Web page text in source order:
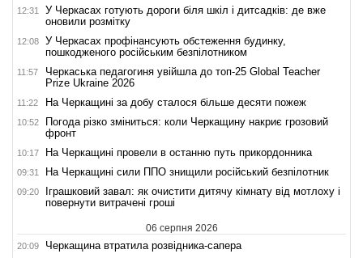
12:31
У Черкасах готують дороги біля шкіл і дитсадків: де вже
оновили розмітку
12:08
У Черкасах профінансують обстеження будинку,
пошкодженого російським безпілотником
11:57
Черкаська педагогиня увійшла до топ-25 Global Teacher
Prize Ukraine 2026
11:22 На Черкащині за добу сталося більше десяти пожеж
10:52
Погода різко зміниться: коли Черкащину накриє грозовий
фронт
10:17 На Черкащині провели в останню путь прикордонника
09:31 На Черкащині сили ППО знищили російський безпілотник
09:20
Іграшковий завал: як очистити дитячу кімнату від мотлоху і
повернути витрачені гроші
06 серпня 2026
20:09 Черкащина втратила розвідника-сапера